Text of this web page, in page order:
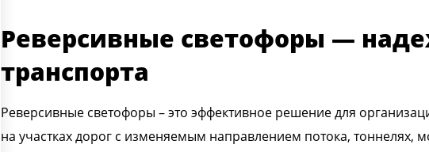
Реверсивные светофоры —
транспорта
Реверсивные светофоры – это эффективное решение для
на участках дорог с изменяемым направлением потока, тоннелях,